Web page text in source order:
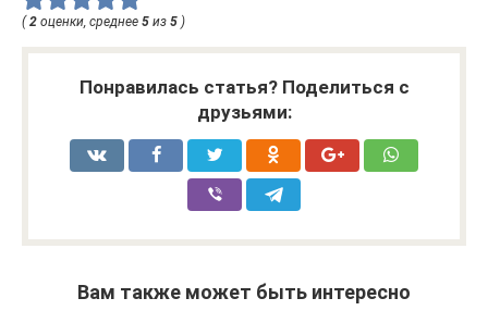
( 2 оценки, среднее 5 из 5 )
Понравилась статья? Поделиться с
друзьями:
Вам также может быть интересно